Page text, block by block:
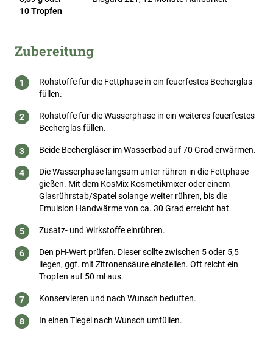
10 Tropfen
Zubereitung
Rohstoffe für die Fettphase in ein feuerfestes Becherglas
füllen.
Rohstoffe für die Wasserphase in ein weiteres feuerfestes
Becherglas füllen.
Beide Bechergläser im Wasserbad auf 70 Grad erwärmen.
Die Wasserphase langsam unter rühren in die Fettphase
gießen. Mit dem KosMix Kosmetikmixer oder einem
Glasrührstab/Spatel solange weiter rühren, bis die
Emulsion Handwärme von ca. 30 Grad erreicht hat.
Zusatz- und Wirkstoffe einrühren.
Den pH-Wert prüfen. Dieser sollte zwischen 5 oder 5,5
liegen, ggf. mit Zitronensäure einstellen. Oft reicht ein
Tropfen auf 50 ml aus.
Konservieren und nach Wunsch beduften.
In einen Tiegel nach Wunsch umfüllen.